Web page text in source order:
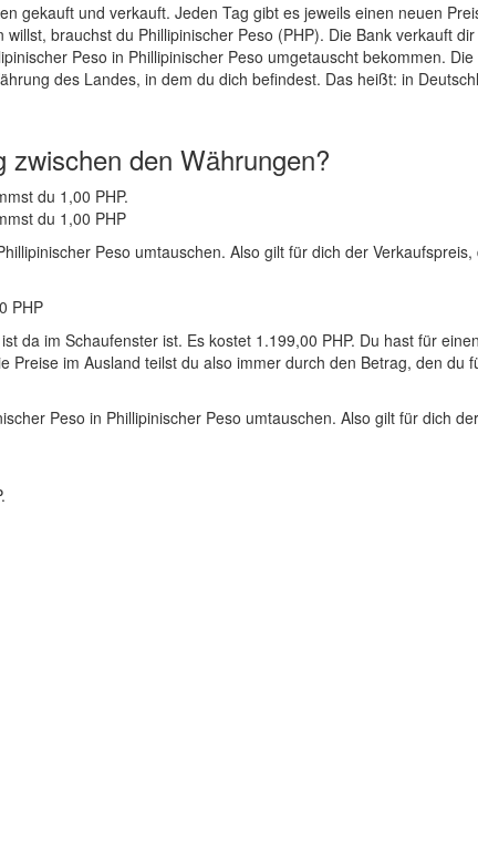
gekauft und verkauft. Jeden Tag gibt es jeweils einen neuen
brauchst du Phillipinischer Peso (PHP). Die Bank verkauft
Peso in Phillipinischer Peso umgetauscht bekommen.
des Landes, in dem du dich befindest. Das heißt: in
den Währungen?
du 1,00 PHP.
du 1,00 PHP
Peso umtauschen. Also gilt für dich der
PHP
da im Schaufenster ist. Es kostet 1.199,00 PHP. Du hast für
Preise im Ausland teilst du also immer durch den Betrag, den
Peso in Phillipinischer Peso umtauschen. Also gilt für dich